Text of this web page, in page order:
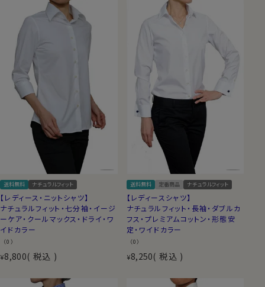
送料無料 ナチュラルフィット
【レディース・ニットシャツ】
ナチュラルフィット・七分袖・イージ
ーケア・クールマックス・ドライ・ワ
イドカラー
（0）
¥8,800 税込
送料無料 定番商品 ナチュラルフィット
【レディースシャツ】
ナチュラルフィット・長袖・ダブルカ
フス・プレミアムコットン・形態安
定・ワイドカラー
（0）
¥8,250 税込